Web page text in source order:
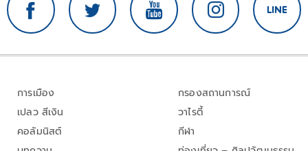
การเมือง
เปลว สีเงิน
คอลัมนิสต์
กรองสถานการณ์
วาไรตี้
กีฬา